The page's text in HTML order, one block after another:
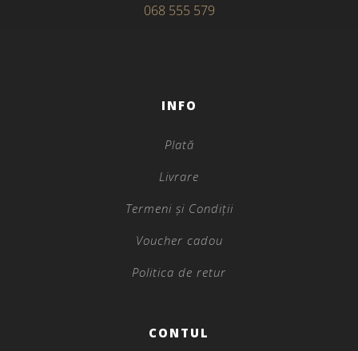
068 555 579
INFO
Plată
Livrare
Termeni și Condiții
Voucher cadou
Politica de retur
CONTUL